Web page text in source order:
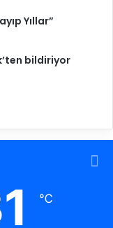
Yıllar”
bildiriyor
℃